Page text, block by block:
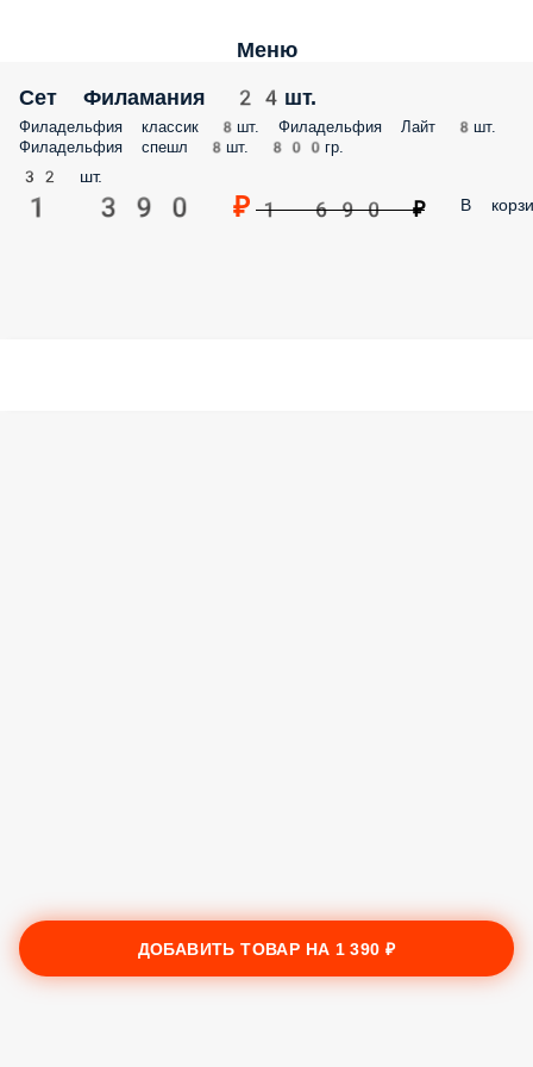
Меню
Сет Филамания 24шт.
Филадельфия классик 8шт. Филадельфия Лайт 8шт.
Филадельфия спешл 8шт. 800гр.
32 шт.
1 390 ₽ 1 690 ₽ В
ДОБАВИТЬ ТОВАР НА 1 390 ₽